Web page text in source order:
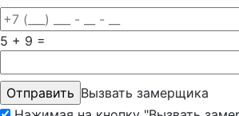
5 + 9 =
Вызвать замерщика